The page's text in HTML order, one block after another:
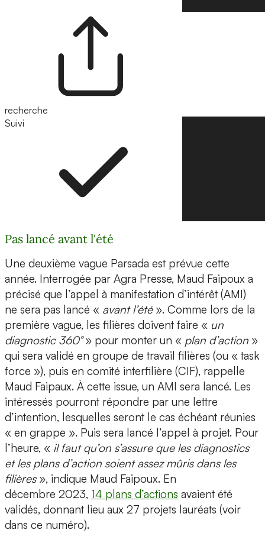
recherche
Suivi
Pas lancé avant l'été
Une deuxième vague Parsada est prévue cette
année. Interrogée par Agra Presse, Maud Faipoux a
précisé que l’appel à manifestation d’intérêt (AMI)
ne sera pas lancé « avant l’été». Comme lors de la
première vague, les filières doivent faire « un
diagnostic 360°» pour monter un « plan d’action »
qui sera validé en groupe de travail filières (ou « task
force »), puis en comité interfilière (CIF), rappelle
Maud Faipaux. À cette issue, un AMI sera lancé. Les
intéressés pourront répondre par une lettre
d’intention, lesquelles seront le cas échéant réunies
« en grappe ». Puis sera lancé l’appel à projet. Pour
l’heure, « il faut qu’on s’assure que les diagnostics
et les plans d’action soient assez mûris dans les
filières », indique Maud Faipoux. En
décembre 2023, 14 plans d’actions avaient été
validés, donnant lieu aux 27 projets lauréats (voir
dans ce numéro).